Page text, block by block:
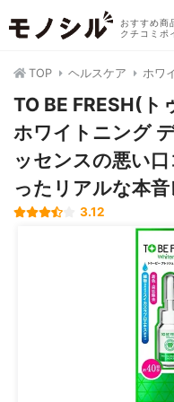
おすすめ商
クチコミポ
TOP ヘルスケア ホワ
TO BE FRESH(ト
ホワイトニング
ッセンスの悪い
ったリアルな本
3.12